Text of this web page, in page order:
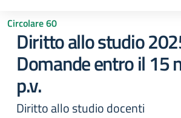
Circolare 60
Diritto allo studio
Domande entro il 15
p.v.
Diritto allo studio docenti